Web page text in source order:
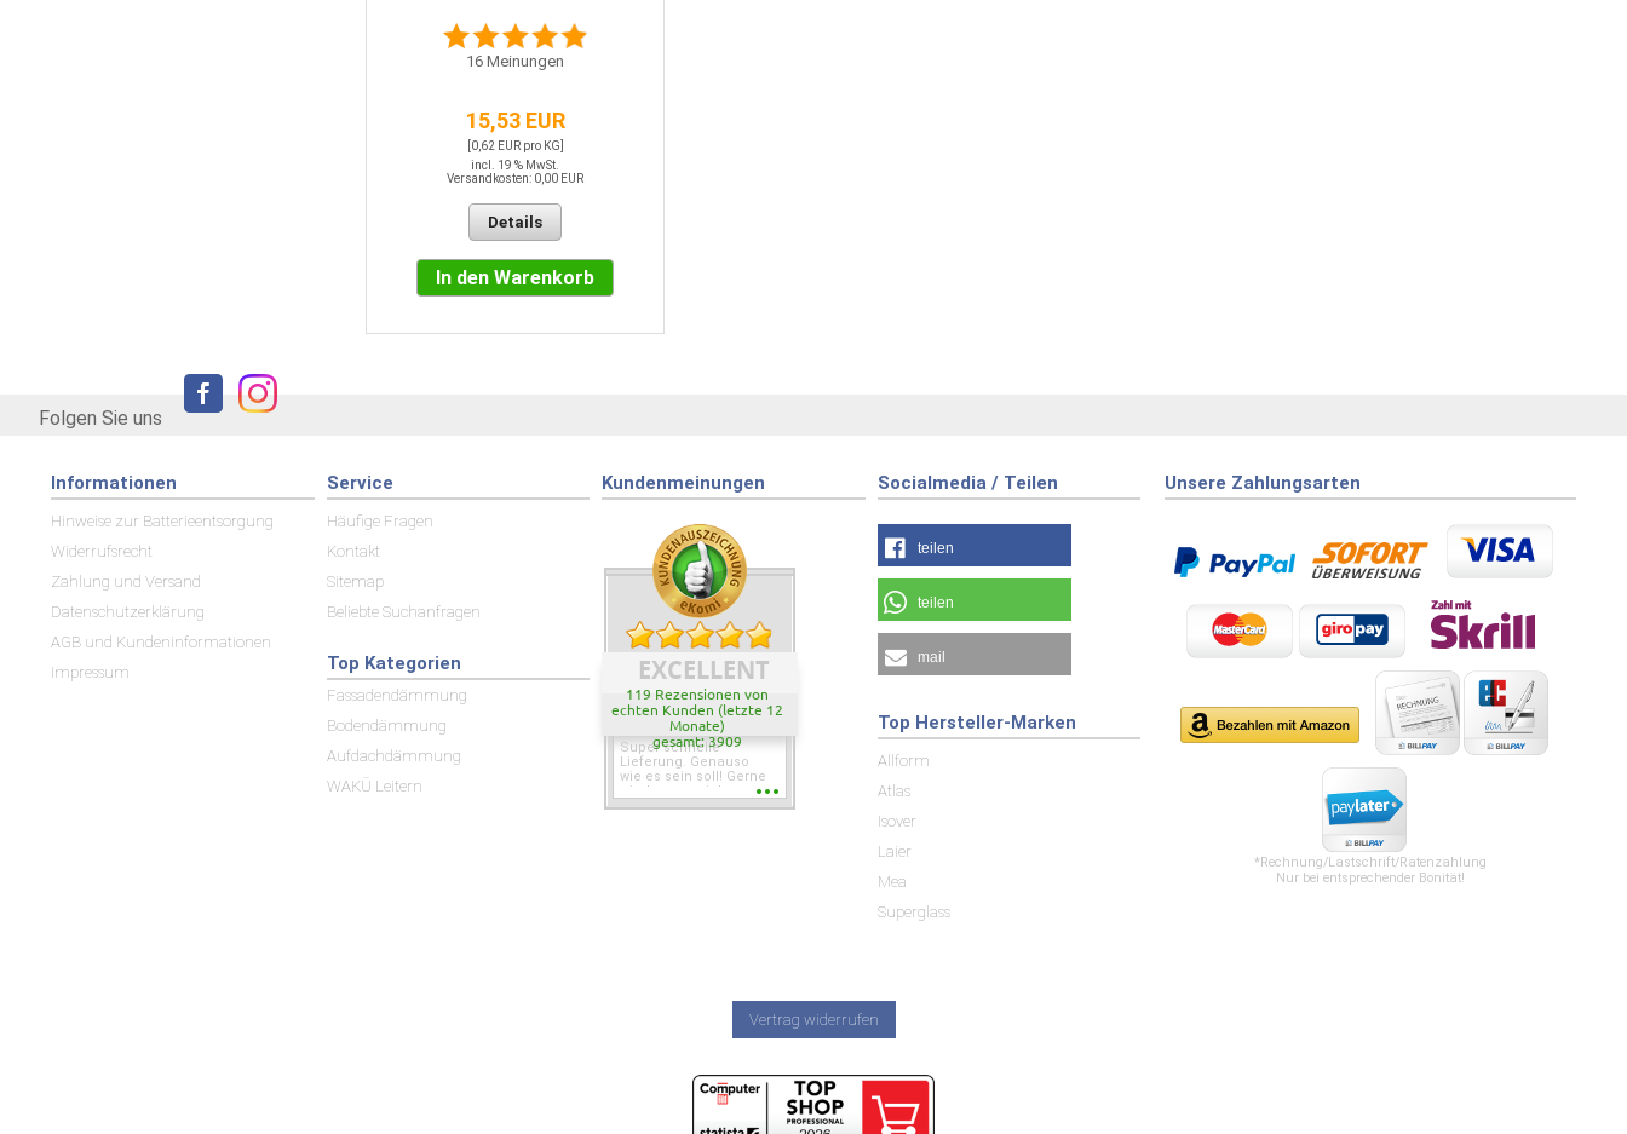
16 Meinungen
15,53 EUR
[0,62 EUR pro KG]
incl. 19 % MwSt.
Versandkosten: 0,00 EUR
Details
In den Warenkorb
Folgen Sie uns
Informationen
Hinweise zur Batterieentsorgung
Widerrufsrecht
Zahlung und Versand
Datenschutzerklärung
AGB und Kundeninformationen
Impressum
Service
Häufige Fragen
Kontakt
Sitemap
Beliebte Suchanfragen
Top Kategorien
Fassadendämmung
Bodendämmung
Aufdachdämmung
WAKÜ Leitern
Kundenmeinungen
EXCELLENT
119 Rezensionen von
echten Kunden (letzte 12
Monate)
gesamt: 3909
Super schnelle
Lieferung. Genauso
wie es sein soll! Gerne
wieder wenn ich was
Socialmedia / Teilen
teilen
teilen
mail
Unsere Zahlungsarten
*Rechnung/Lastschrift/Ratenzahlung
Nur bei entsprechender Bonität!
Top Hersteller-Marken
Allform
Atlas
Isover
Laier
Mea
Superglass
Vertrag widerrufen